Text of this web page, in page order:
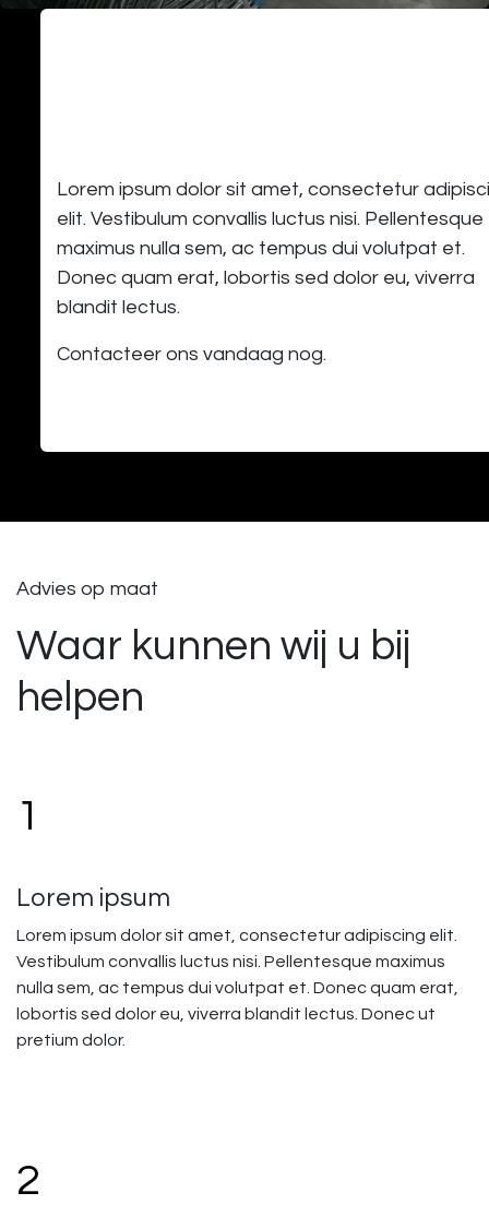
Lorem ipsum dolor sit amet, consectetur
elit. Vestibulum convallis luctus nisi. Pellentesque
maximus nulla sem, ac tempus dui volutpat et.
Donec quam erat, lobortis sed dolor eu, viverra
blandit lectus.
Contacteer ons vandaag nog.
Advies op maat
Waar kunnen wij u bij
helpen
1
Lorem ipsum
Lorem ipsum dolor sit amet, consectetur adipiscing elit.
Vestibulum convallis luctus nisi. Pellentesque maximus
nulla sem, ac tempus dui volutpat et. Donec quam erat,
lobortis sed dolor eu, viverra blandit lectus. Donec ut
pretium dolor.
2